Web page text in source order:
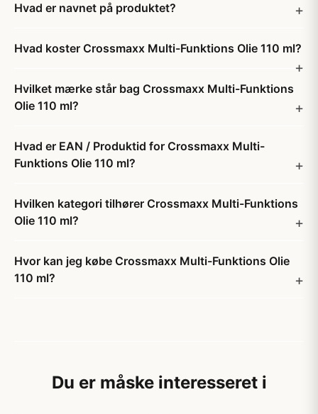
Hvad er navnet på produktet?
Hvad koster Crossmaxx Multi-Funktions Olie 110 ml?
Hvilket mærke står bag Crossmaxx Multi-Funktions
Olie 110 ml?
Hvad er EAN / Produktid for Crossmaxx Multi-
Funktions Olie 110 ml?
Hvilken kategori tilhører Crossmaxx Multi-Funktions
Olie 110 ml?
Hvor kan jeg købe Crossmaxx Multi-Funktions Olie
110 ml?
Du er måske interesseret i